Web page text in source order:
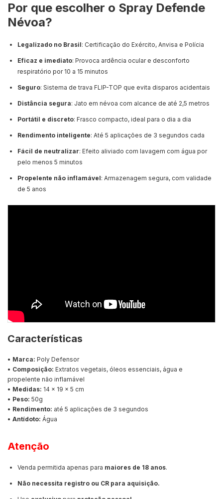
Por que escolher o Spray Defende
Névoa?
Legalizado no Brasil: Certificação do Exército, Anvisa e Polícia
Eficaz e imediato: Provoca ardência ocular e desconforto
respiratório por 10 a 15 minutos
Seguro: Sistema de trava FLIP-TOP que evita disparos acidentais
Distância segura: Jato em névoa com alcance de até 2,5 metros
Portátil e discreto: Frasco compacto, ideal para o dia a dia
Rendimento inteligente: Até 5 aplicações de 3 segundos cada
Fácil de neutralizar: Efeito aliviado com lavagem com água por
pelo menos 5 minutos
Propelente não inflamável: Armazenagem segura, com validade
de 5 anos
Características
• Marca: Poly Defensor
• Composição: Extratos vegetais, óleos essenciais, água e
propelente não inflamável
• Medidas: 14 x 19 x 5 cm
• Peso: 50g
• Rendimento: até 5 aplicações de 3 segundos
• Antídoto: Água
Atenção
Venda permitida apenas para maiores de 18 anos.
Não necessita registro ou CR para aquisição.